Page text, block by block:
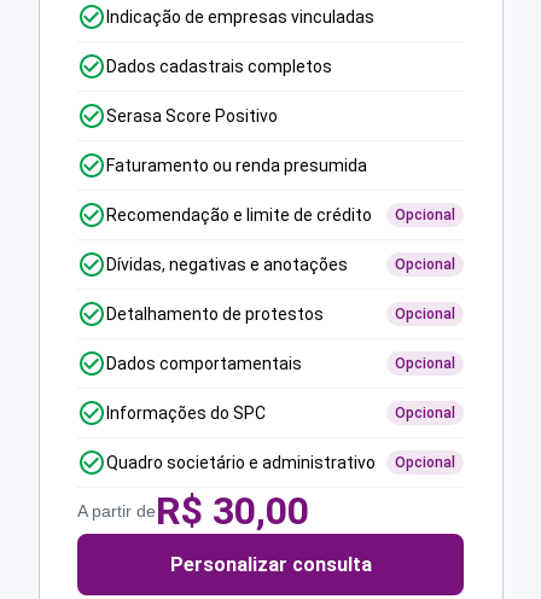
Indicação de empresas vinculadas
Dados cadastrais completos
Serasa Score Positivo
Faturamento ou renda presumida
Recomendação e limite de crédito Opcional
Dívidas, negativas e anotações Opcional
Detalhamento de protestos Opcional
Dados comportamentais Opcional
Informações do SPC Opcional
Quadro societário e administrativo Opcional
A partir deR$ 30,00
Personalizar consulta